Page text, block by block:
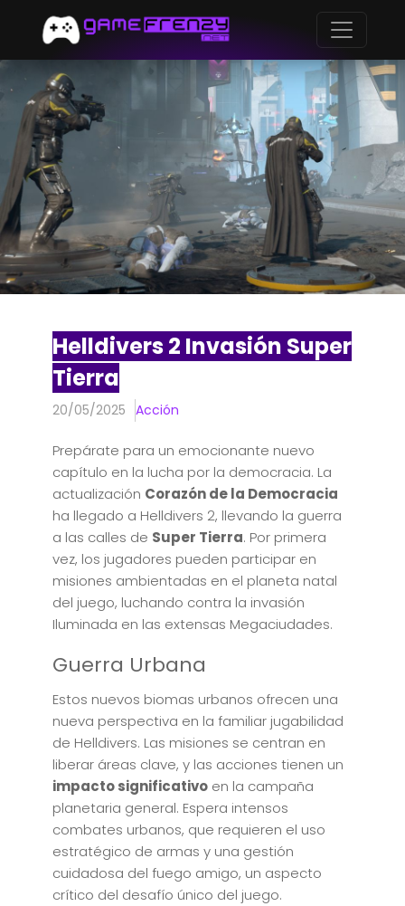
Helldivers 2 Invasión Super
Tierra
20/05/2025 Acción
Prepárate para un emocionante nuevo
capítulo en la lucha por la democracia. La
actualización Corazón de la Democracia
ha llegado a Helldivers 2, llevando la guerra
a las calles de Super Tierra. Por primera
vez, los jugadores pueden participar en
misiones ambientadas en el planeta natal
del juego, luchando contra la invasión
Iluminada en las extensas Megaciudades.
Guerra Urbana
Estos nuevos biomas urbanos ofrecen una
nueva perspectiva en la familiar jugabilidad
de Helldivers. Las misiones se centran en
liberar áreas clave, y las acciones tienen un
impacto significativo en la campaña
planetaria general. Espera intensos
combates urbanos, que requieren el uso
estratégico de armas y una gestión
cuidadosa del fuego amigo, un aspecto
crítico del desafío único del juego.